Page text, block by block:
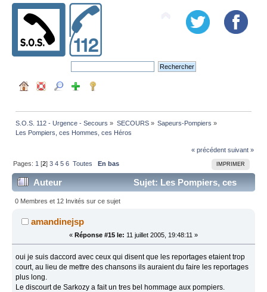
S.O.S. 112 - Urgence - Secours » SECOURS» Sapeurs-Pompiers »
Les Pompiers, ces Hommes, ces Héros
« précédent suivant »
IMPRIMER
Pages: 1 [2]3 4 5 6 Toutes En bas
Auteur
Sujet: Les Pompiers, ces
Hommes, ces Héros (Lu 111449 fois)
0 Membres et 12 Invités sur ce sujet
amandinejsp
« Réponse #15 le: 11 juillet 2005, 19:48:11 »
oui je suis daccord avec ceux qui disent que les reportages etaient trop
court, au lieu de mettre des chansons ils auraient du faire les reportages
plus long.
Le discourt de Sarkozy a fait un tres bel hommage aux pompiers.